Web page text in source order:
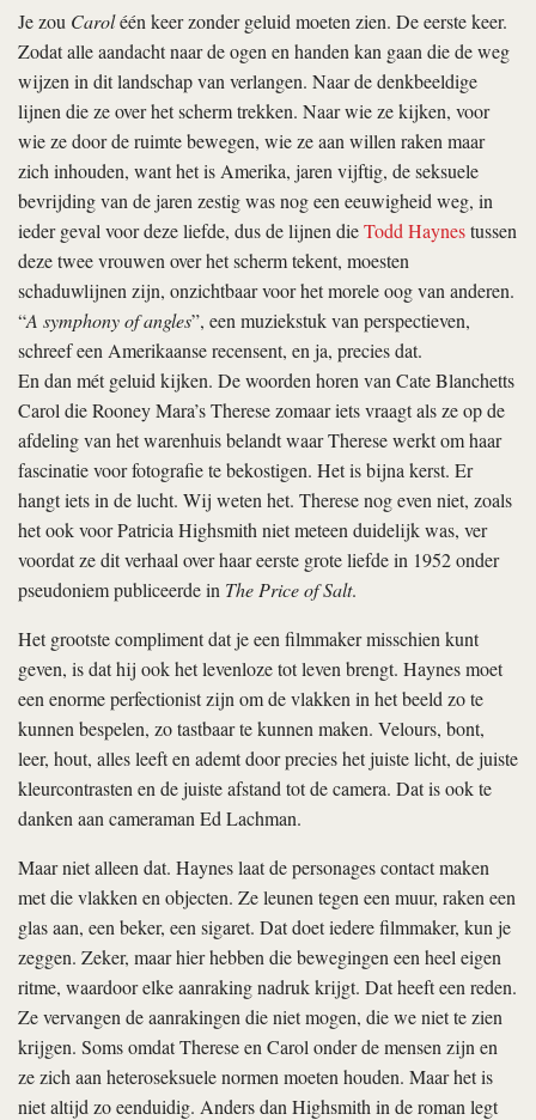
Je zou Caroléén keer zonder geluid moeten zien. De eerste keer.
Zodat alle aandacht naar de ogen en handen kan gaan die de weg
wijzen in dit landschap van verlangen. Naar de denkbeeldige
lijnen die ze over het scherm trekken. Naar wie ze kijken, voor
wie ze door de ruimte bewegen, wie ze aan willen raken maar
zich inhouden, want het is Amerika, jaren vijftig, de seksuele
bevrijding van de jaren zestig was nog een eeuwigheid weg, in
ieder geval voor deze liefde, dus de lijnen dieTodd Haynestussen
deze twee vrouwen over het scherm tekent, moesten
schaduwlijnen zijn, onzichtbaar voor het morele oog van anderen.
“A symphony of angles”, een muziekstuk van perspectieven,
schreef een Amerikaanse recensent, en ja, precies dat.
En dan mét geluid kijken. De woorden horen van Cate Blanchetts
Carol die Rooney Mara’s Therese zomaar iets vraagt als ze op de
afdeling van het warenhuis belandt waar Therese werkt om haar
fascinatie voor fotografie te bekostigen. Het is bijna kerst. Er
hangt iets in de lucht. Wij weten het. Therese nog even niet, zoals
het ook voor Patricia Highsmith niet meteen duidelijk was, ver
voordat ze dit verhaal over haar eerste grote liefde in 1952 onder
pseudoniem publiceerde in The Price of Salt.
Het grootste compliment dat je een filmmaker misschien kunt
geven, is dat hij ook het levenloze tot leven brengt. Haynes moet
een enorme perfectionist zijn om de vlakken in het beeld zo te
kunnen bespelen, zo tastbaar te kunnen maken. Velours, bont,
leer, hout, alles leeft en ademt door precies het juiste licht, de juiste
kleurcontrasten en de juiste afstand tot de camera. Dat is ook te
danken aan cameraman Ed Lachman.
Maar niet alleen dat. Haynes laat de personages contact maken
met die vlakken en objecten. Ze leunen tegen een muur, raken een
glas aan, een beker, een sigaret. Dat doet iedere filmmaker, kun je
zeggen. Zeker, maar hier hebben die bewegingen een heel eigen
ritme, waardoor elke aanraking nadruk krijgt. Dat heeft een reden.
Ze vervangen de aanrakingen die niet mogen, die we niet te zien
krijgen. Soms omdat Therese en Carol onder de mensen zijn en
ze zich aan heteroseksuele normen moeten houden. Maar het is
niet altijd zo eenduidig. Anders dan Highsmith in de roman legt